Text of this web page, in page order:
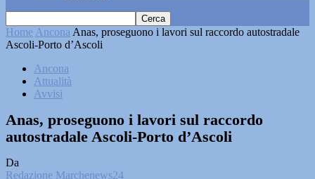
Home Ancona Anas, proseguono i lavori sul raccordo autostradale
Ascoli-Porto d’Ascoli
Ancona
Attualità
Avvisi
Anas, proseguono i lavori sul raccordo
autostradale Ascoli-Porto d’Ascoli
Da
Redazione Marchenews24